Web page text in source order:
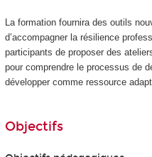
La formation fournira des outils
d’accompagner la résilience
participants de proposer des
pour comprendre le processus de
développer comme ressource
Objectifs